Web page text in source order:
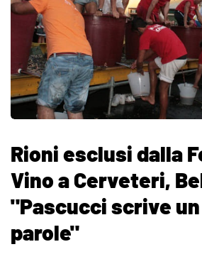
Rioni esclusi dalla
Vino a Cerveteri,
"Pascucci scrive
parole"